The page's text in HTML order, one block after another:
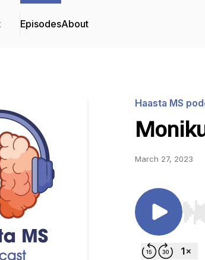
EpisodesAbout
Haasta MS
March 27, 2023
Use